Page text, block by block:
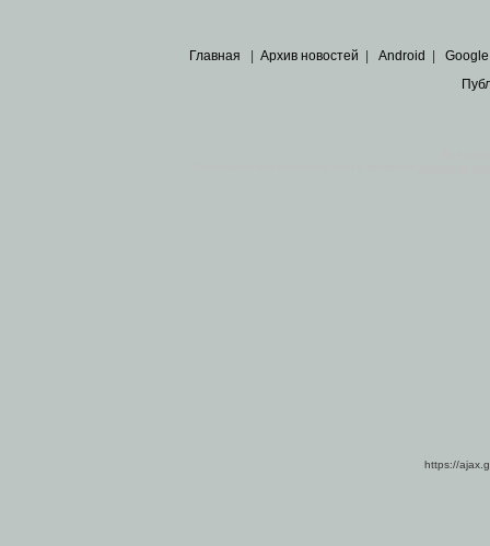
Главная Архив новостей Android Google
https://